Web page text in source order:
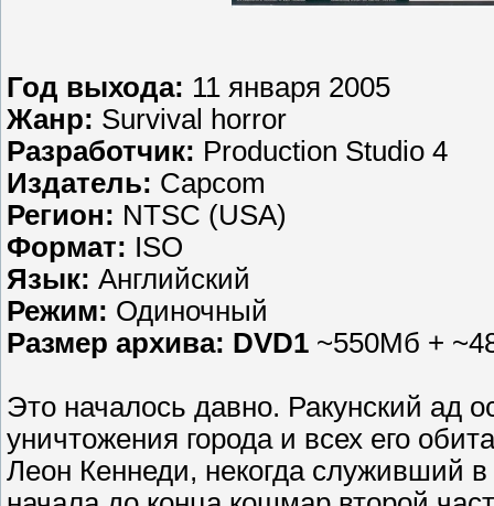
Год выхода: 11 января 2005
Жанр: Survival horror
Разработчик: Production Studio 4
Издатель: Capcom
Регион: NTSC (USA)
Формат: ISO
Язык: Английский
Режим: Одиночный
Размер архива: DVD1 ~550Мб +
Это началось давно. Ракунский ад
уничтожения города и всех его
Леон Кеннеди, некогда служивший